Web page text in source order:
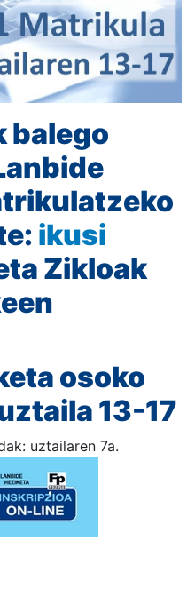
balego
ikusi
Zikloak
osoko
13-17
uztailaren 7a.